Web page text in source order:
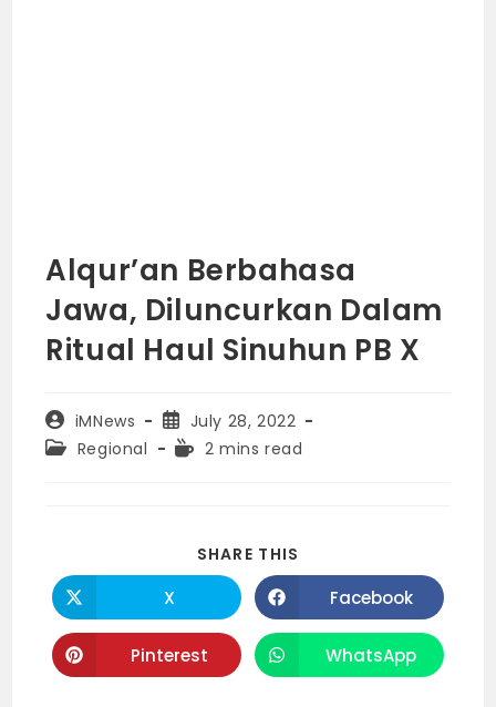
Alqur’an Berbahasa
Jawa, Diluncurkan Dalam
Ritual Haul Sinuhun PB X
Post
author:
iMNews
Post
published:
July 28, 2022
PostRegional
Reading
2 mins read
SHARE THIS
Opens
in
a
new
window
X Opens
in
a
new
window
Facebook
Opens
in
Pinterest Opens
in
WhatsApp